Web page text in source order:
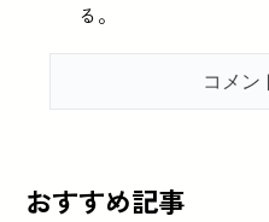
る。
おすすめ記事